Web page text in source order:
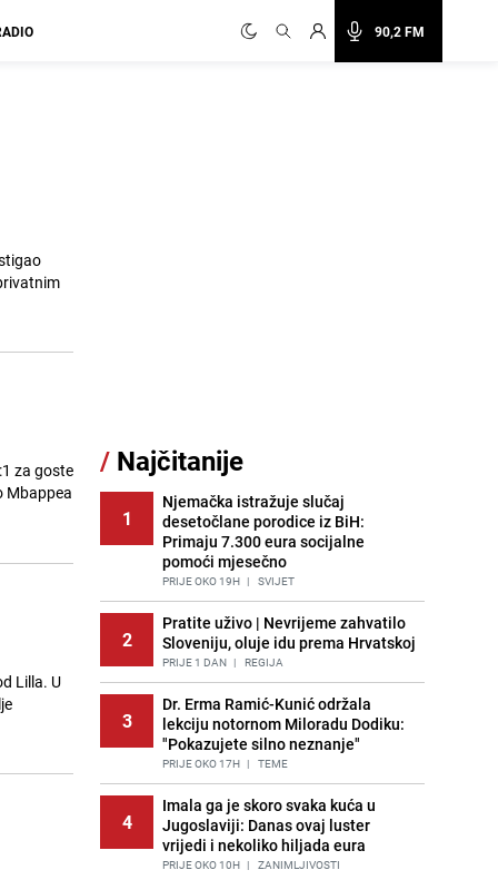
90,2 FM
za goste
Mbappea
Lilla. U
/ Najčitanije
1
Njemačka istražuje slučaj
desetočlane porodice iz BiH:
Primaju 7.300 eura socijalne
pomoći mjesečno
PRIJE OKO 19H | SVIJET
2
Pratite uživo | Nevrijeme zahvatilo
Sloveniju, oluje idu prema Hrvatskoj
PRIJE 1 DAN | REGIJA
3
Dr. Erma Ramić-Kunić održala
lekciju notornom Miloradu Dodiku:
"Pokazujete silno neznanje"
PRIJE OKO 17H | TEME
4
Imala ga je skoro svaka kuća u
Jugoslaviji: Danas ovaj luster
vrijedi i nekoliko hiljada eura
PRIJE OKO 10H | ZANIMLJIVOSTI